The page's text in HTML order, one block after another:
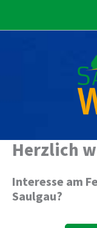
Herzlich
Interesse am
Saulgau?